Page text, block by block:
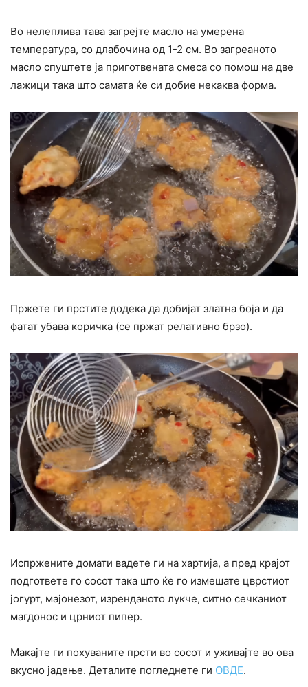
Во нелеплива тава загрејте масло на умерена
температура, со длабочина од 1-2 см. Во загреаното
масло спуштете ја приготвената смеса со помош на две
лажици така што самата ќе си добие некаква форма.
Пржете ги прстите додека да добијат златна боја и да
фатат убава коричка (се пржат релативно брзо).
Испржените домати вадете ги на хартија, а пред крајот
подгответе го сосот така што ќе го измешате цврстиот
јогурт, мајонезот, изренданото лукче, ситно сечканиот
магдонос и црниот пипер.
Макајте ги похуваните прсти во сосот и уживајте во ова
вкусно јадење. Деталите погледнете ги ОВДЕ.